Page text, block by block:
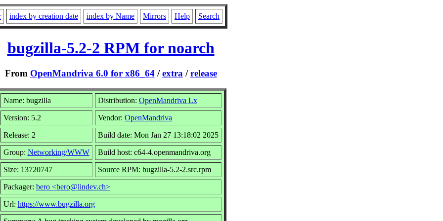
index by creation date index by Name Mirrors Help Search
bugzilla-5.2-2 RPM for noarch
From OpenMandriva 6.0 for x86_64/extra /release
Name: bugzilla Distribution: OpenMandriva Lx
Version: 5.2 Vendor: OpenMandriva
Release: 2 Build date: Mon Jan 27 13:18:02 2025
Group: Networking/WWW Build host: c64-4.openmandriva.org
Size: 13720747 Source RPM: bugzilla-5.2-2.src.rpm
Packager: bero <bero@lindev.ch>
Url: https://www.bugzilla.org